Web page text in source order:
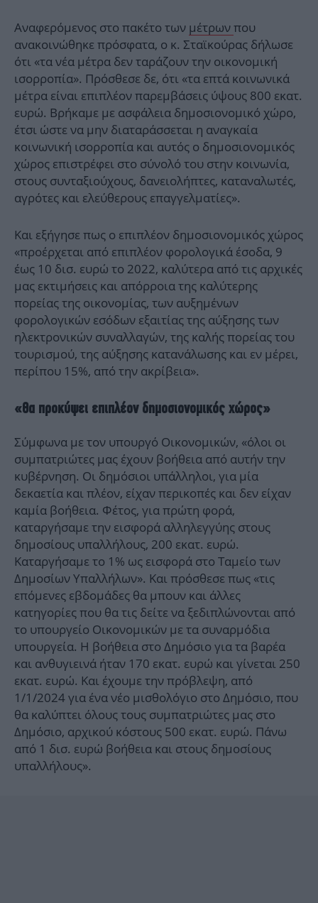
Αναφερόμενος στο πακέτο των μέτρωνπου
ανακοινώθηκε πρόσφατα, ο κ. Σταϊκούρας δήλωσε
ότι «τα νέα μέτρα δεν ταράζουν την οικονομική
ισορροπία». Πρόσθεσε δε, ότι «τα επτά κοινωνικά
μέτρα είναι επιπλέον παρεμβάσεις ύψους 800 εκατ.
ευρώ. Βρήκαμε με ασφάλεια δημοσιονομικό χώρο,
έτσι ώστε να μην διαταράσσεται η αναγκαία
κοινωνική ισορροπία και αυτός ο δημοσιονομικός
χώρος επιστρέφει στο σύνολό του στην κοινωνία,
στους συνταξιούχους, δανειολήπτες, καταναλωτές,
αγρότες και ελεύθερους επαγγελματίες».
Και εξήγησε πως ο επιπλέον δημοσιονομικός χώρος
«προέρχεται από επιπλέον φορολογικά έσοδα, 9
έως 10 δισ. ευρώ το 2022, καλύτερα από τις αρχικές
μας εκτιμήσεις και απόρροια της καλύτερης
πορείας της οικονομίας, των αυξημένων
φορολογικών εσόδων εξαιτίας της αύξησης των
ηλεκτρονικών συναλλαγών, της καλής πορείας του
τουρισμού, της αύξησης κατανάλωσης και εν μέρει,
περίπου 15%, από την ακρίβεια».
«Θα προκύψει επιπλέον δημοσιονομικός χώρος»
Σύμφωνα με τον υπουργό Οικονομικών, «όλοι οι
συμπατριώτες μας έχουν βοήθεια από αυτήν την
κυβέρνηση. Οι δημόσιοι υπάλληλοι, για μία
δεκαετία και πλέον, είχαν περικοπές και δεν είχαν
καμία βοήθεια. Φέτος, για πρώτη φορά,
καταργήσαμε την εισφορά αλληλεγγύης στους
δημοσίους υπαλλήλους, 200 εκατ. ευρώ.
Καταργήσαμε το 1% ως εισφορά στο Ταμείο των
Δημοσίων Υπαλλήλων». Και πρόσθεσε πως «τις
επόμενες εβδομάδες θα μπουν και άλλες
κατηγορίες που θα τις δείτε να ξεδιπλώνονται από
το υπουργείο Οικονομικών με τα συναρμόδια
υπουργεία. Η βοήθεια στο Δημόσιο για τα βαρέα
και ανθυγιεινά ήταν 170 εκατ. ευρώ και γίνεται 250
εκατ. ευρώ. Και έχουμε την πρόβλεψη, από
1/1/2024 για ένα νέο μισθολόγιο στο Δημόσιο, που
θα καλύπτει όλους τους συμπατριώτες μας στο
Δημόσιο, αρχικού κόστους 500 εκατ. ευρώ. Πάνω
από 1 δισ. ευρώ βοήθεια και στους δημοσίους
υπαλλήλους».